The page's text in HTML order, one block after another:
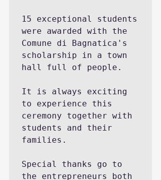
15 exceptional students
were awarded with the
Comune di Bagnatica's
scholarship in a town
hall full of people.
It is always exciting
to experience this
ceremony together with
students and their
families.
Special thanks go to
the entrepreneurs both